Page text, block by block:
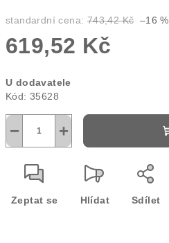
standardní cena: 743,42 Kč –16 %
619,52 Kč
cena:
U dodavatele
Kód: 35628
+
−
Zeptat se Hlídat Sdílet